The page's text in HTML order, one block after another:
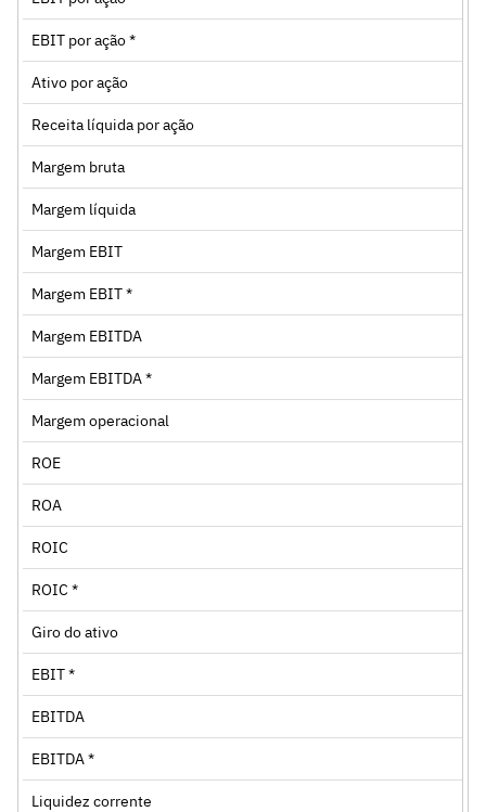
EBIT por ação *
Ativo por ação
Receita líquida por ação
Margem bruta
Margem líquida
Margem EBIT
Margem EBIT *
Margem EBITDA
Margem EBITDA *
Margem operacional
ROE
ROA
ROIC
ROIC *
Giro do ativo
EBIT *
EBITDA
EBITDA *
Liquidez corrente